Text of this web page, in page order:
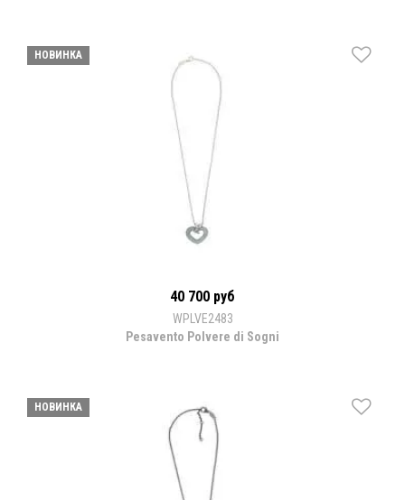
НОВИНКА
40 700 руб
WPLVE2483
Pesavento Polvere di Sogni
НОВИНКА